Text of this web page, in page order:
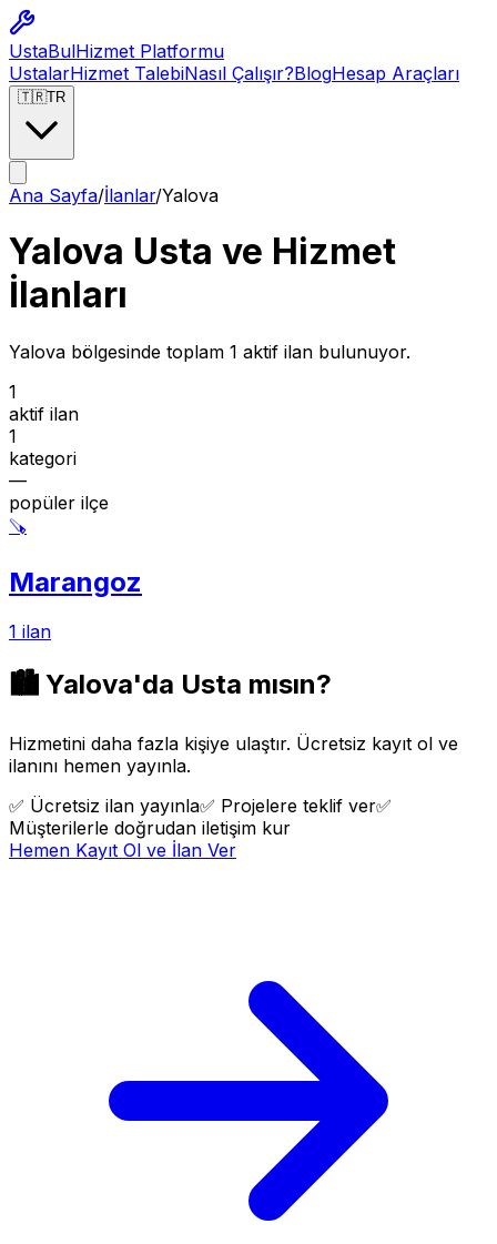
UstaBulHizmet Platformu
UstalarHizmet TalebiNasıl Çalışır?BlogHesap Araçları
🇹🇷TR
Ana Sayfa/İlanlar/Yalova
Yalova Usta ve Hizmet
İlanları
Yalova bölgesinde toplam 1 aktif ilan bulunuyor.
1
aktif ilan
1
kategori
—
popüler ilçe
🪚
Marangoz
1 ilan
🏙️ Yalova'da Usta mısın?
Hizmetini daha fazla kişiye ulaştır. Ücretsiz kayıt ol ve
ilanını hemen yayınla.
✅ Ücretsiz ilan yayınla✅ Projelere teklif ver✅
Müşterilerle doğrudan iletişim kur
Hemen Kayıt Ol ve İlan Ver